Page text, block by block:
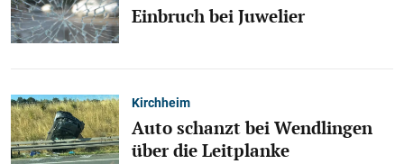
Einbruch bei Juwelier
Kirchheim
Auto schanzt bei Wendlingen
über die Leitplanke